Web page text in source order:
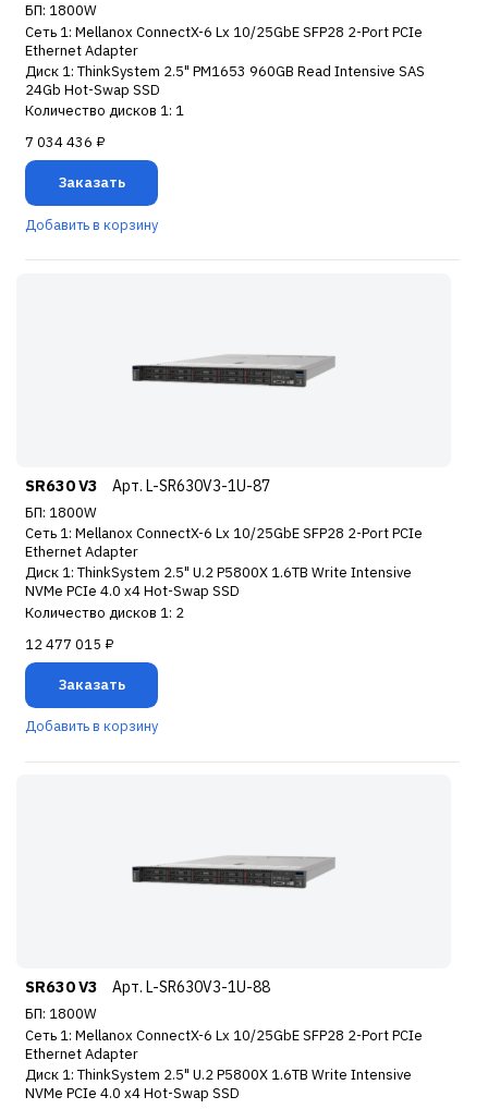
БП: 1800W
Сеть 1: Mellanox ConnectX-6 Lx 10/25GbE SFP28 2-Port PCIe
Ethernet Adapter
Диск 1: ThinkSystem 2.5" PM1653 960GB Read Intensive SAS
24Gb Hot-Swap SSD
Количество дисков 1: 1
7 034 436 ₽
Заказать
Добавить в корзину
SR630 V3 Арт. L-SR630V3-1U-87
БП: 1800W
Сеть 1: Mellanox ConnectX-6 Lx 10/25GbE SFP28 2-Port PCIe
Ethernet Adapter
Диск 1: ThinkSystem 2.5" U.2 P5800X 1.6TB Write Intensive
NVMe PCIe 4.0 x4 Hot-Swap SSD
Количество дисков 1: 2
12 477 015 ₽
Заказать
Добавить в корзину
SR630 V3 Арт. L-SR630V3-1U-88
БП: 1800W
Сеть 1: Mellanox ConnectX-6 Lx 10/25GbE SFP28 2-Port PCIe
Ethernet Adapter
Диск 1: ThinkSystem 2.5" U.2 P5800X 1.6TB Write Intensive
NVMe PCIe 4.0 x4 Hot-Swap SSD